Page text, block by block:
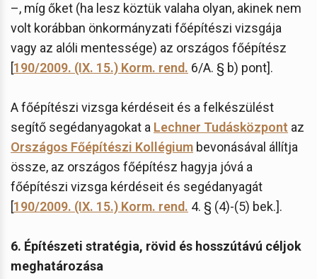
–, míg őket (ha lesz köztük valaha olyan, akinek nem
volt korábban önkormányzati főépítészi vizsgája
vagy az alóli mentessége) az országos főépítész
[190/2009. (IX. 15.) Korm. rend. 6/A. § b) pont].
A főépítészi vizsga kérdéseit és a felkészülést
segítő segédanyagokat a Lechner Tudásközpont az
Országos Főépítészi Kollégium bevonásával állítja
össze, az országos főépítész hagyja jóvá a
főépítészi vizsga kérdéseit és segédanyagát
[190/2009. (IX. 15.) Korm. rend. 4. § (4)-(5) bek.].
6. Építészeti stratégia, rövid és hosszútávú céljok
meghatározása